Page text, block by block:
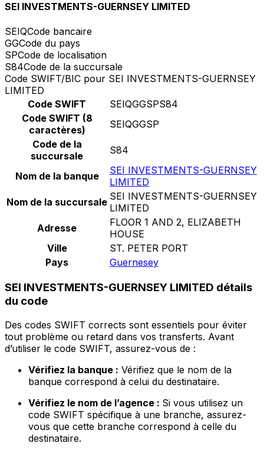
SEI INVESTMENTS-GUERNSEY LIMITED
SEIQCode bancaire
GGCode du pays
SPCode de localisation
S84Code de la succursale
Code SWIFT/BIC pour SEI INVESTMENTS-GUERNSEY
LIMITED
Code SWIFT
SEIQGGSPS84
Code SWIFT (8
caractères)
SEIQGGSP
Code de la
succursale
S84
Nom de la banque
SEI INVESTMENTS-GUERNSEY
LIMITED
Nom de la succursale SEI INVESTMENTS-GUERNSEY
LIMITED
Adresse
FLOOR 1 AND 2, ELIZABETH
HOUSE
Ville
ST. PETER PORT
Pays
Guernesey
SEI INVESTMENTS-GUERNSEY LIMITED détails
du code
Des codes SWIFT corrects sont essentiels pour éviter
tout problème ou retard dans vos transferts. Avant
d’utiliser le code SWIFT, assurez-vous de :
Vérifiez la banque : Vérifiez que le nom de la
banque correspond à celui du destinataire.
Vérifiez le nom de l’agence : Si vous utilisez un
code SWIFT spécifique à une branche, assurez-
vous que cette branche correspond à celle du
destinataire.